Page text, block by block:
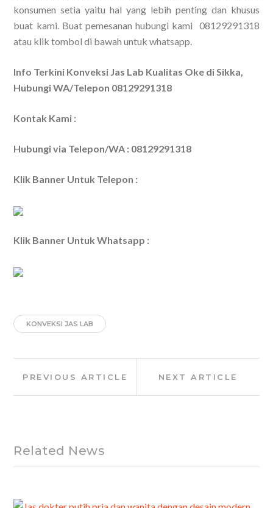
konsumen setia yaitu hal yang lebih penting dan khusus
buat kami. Buat pemesanan hubungi kami 08129291318
atau klik tombol di bawah untuk whatsapp.
Info Terkini Konveksi Jas Lab Kualitas Oke di Sikka,
Hubungi WA/Telepon 08129291318
Kontak Kami :
Hubungi via Telepon/WA : 08129291318
Klik Banner Untuk Telepon :
Klik Banner Untuk Whatsapp :
KONVEKSI JAS LAB
navigation
PREVIOUS ARTICLE NEXT ARTICLE
Related News